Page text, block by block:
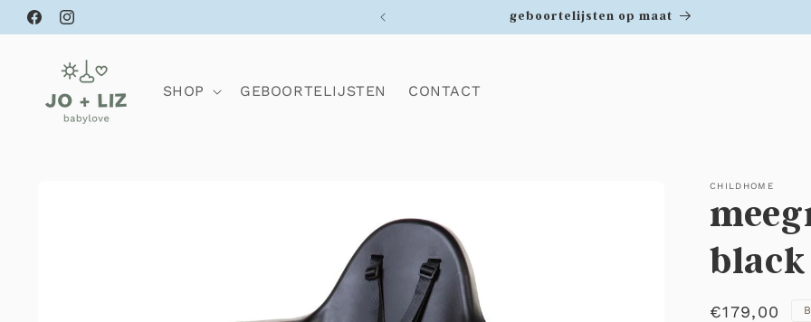
naar de
content
FacebookInstagram
geboortelijsten op maat
SHOP GEBOORTELIJSTEN CONTACT
CHILDHOME
black
Normale
€179,00